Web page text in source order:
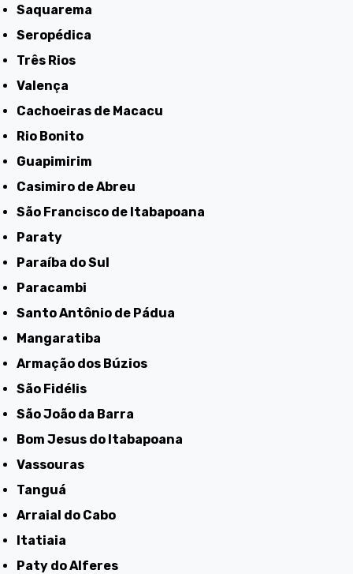
Saquarema
Seropédica
Três Rios
Valença
Cachoeiras de Macacu
Rio Bonito
Guapimirim
Casimiro de Abreu
São Francisco de Itabapoana
Paraty
Paraíba do Sul
Paracambi
Santo Antônio de Pádua
Mangaratiba
Armação dos Búzios
São Fidélis
São João da Barra
Bom Jesus do Itabapoana
Vassouras
Tanguá
Arraial do Cabo
Itatiaia
Paty do Alferes